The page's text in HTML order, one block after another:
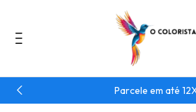
Parcele em até